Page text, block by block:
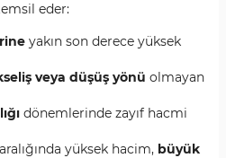
eder:
yakın son derece yüksek
veya düşüş yönü olmayan
dönemlerinde zayıf hacmi
yüksek hacim, büyük